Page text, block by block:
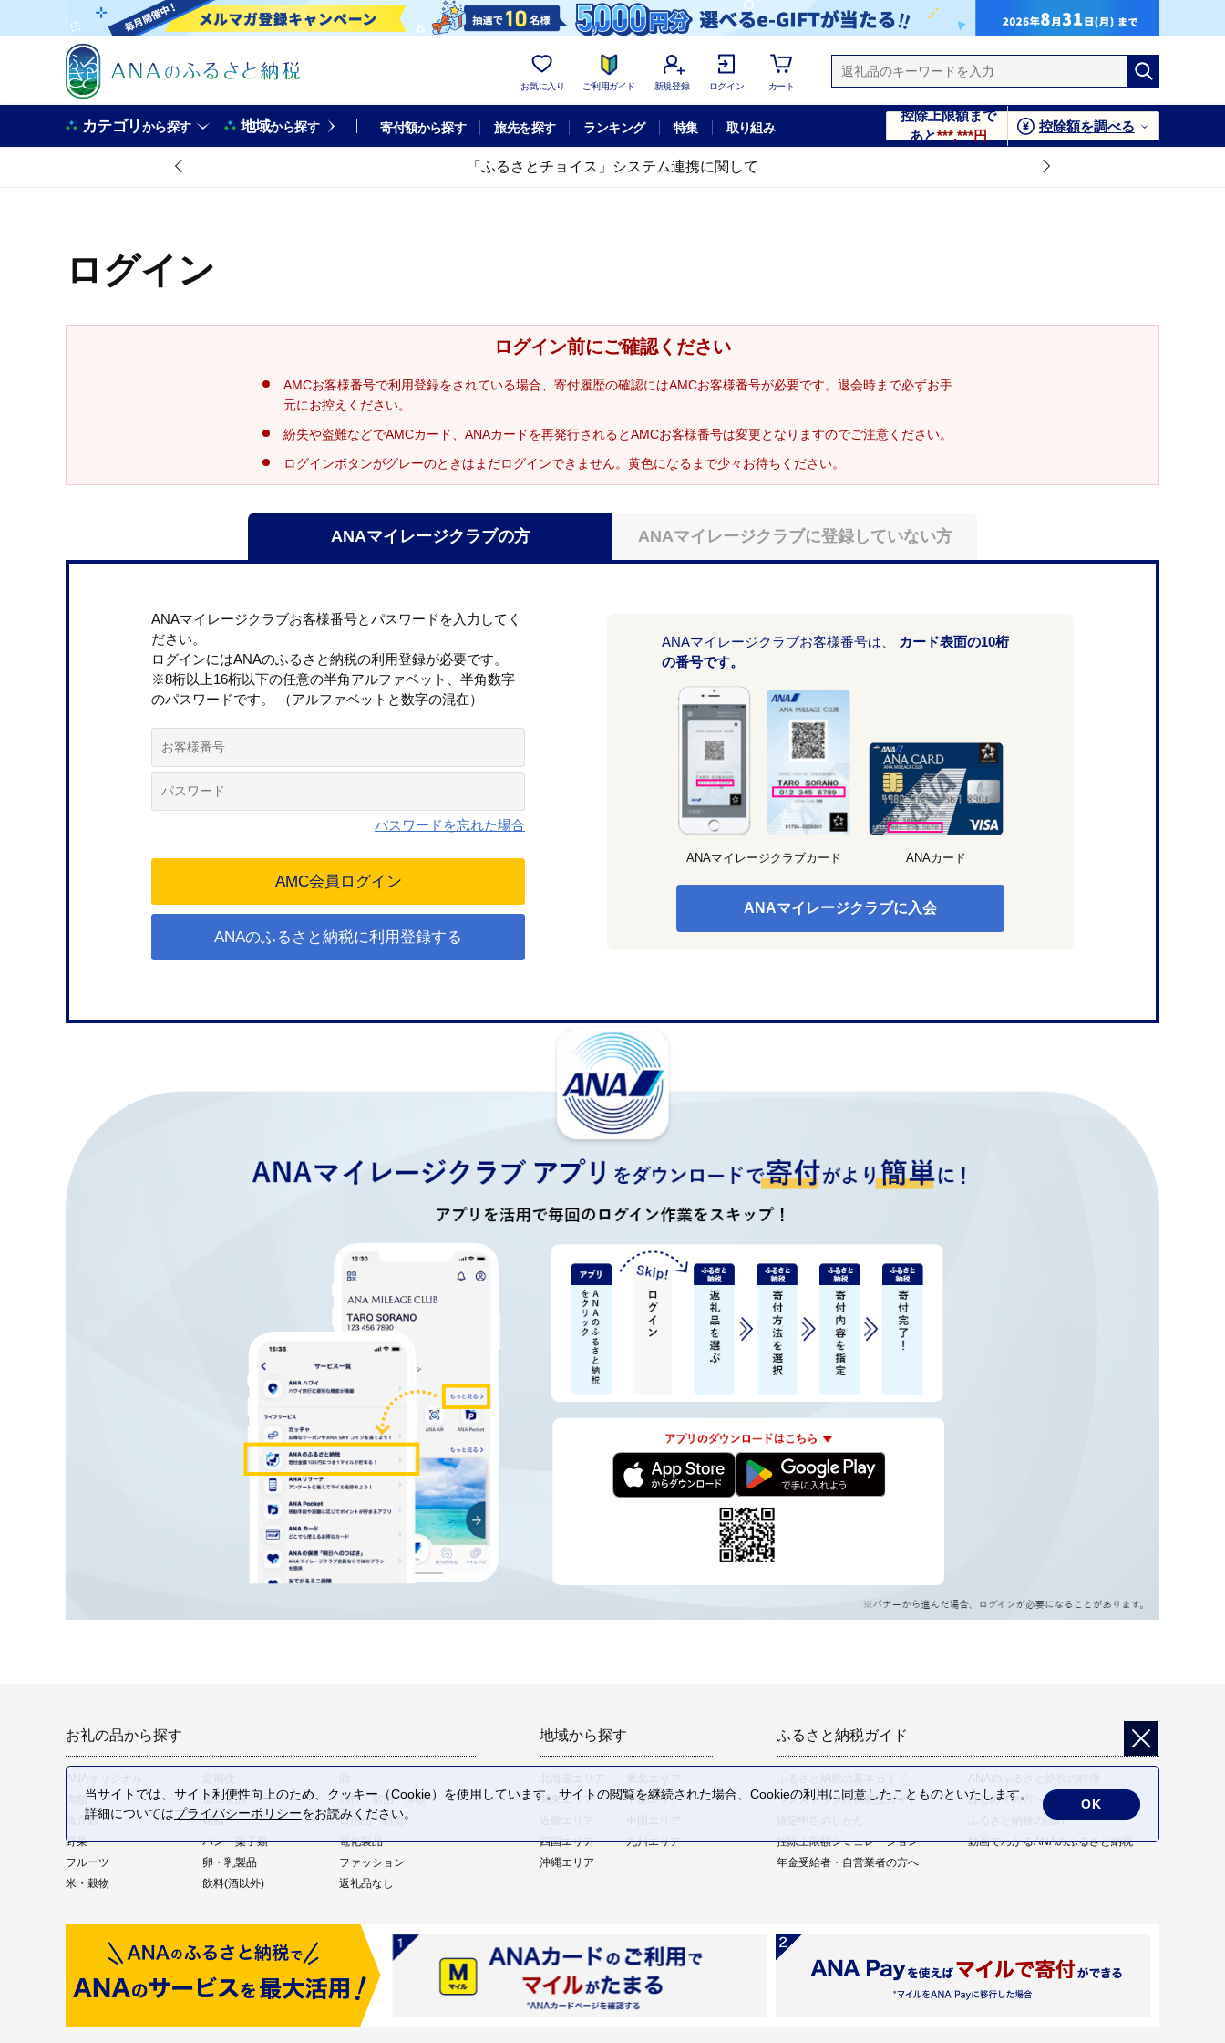
お気に入り ご利用ガイド 新規登録 ログイン カート
カテゴリから探す 地域から探す 寄付額から探す 旅先を探す ランキング 特集 取り組み
控除上限額まで
あと***,***円
控除額を調べる
「ふるさとチョイス」システム連携に関して
ログイン
ログイン前にご確認ください
AMCお客様番号で利用登録をされている場合、寄付履歴の確認にはAMCお客様番号が必要です。退会時まで必ずお手
元にお控えください。
紛失や盗難などでAMCカード、ANAカードを再発行されるとAMCお客様番号は変更となりますのでご注意ください。
ログインボタンがグレーのときはまだログインできません。黄色になるまで少々お待ちください。
ANAマイレージクラブの方 ANAマイレージクラブに登録していない方
ANAマイレージクラブお客様番号とパスワードを入力してく
ださい。
ログインにはANAのふるさと納税の利用登録が必要です。
※8桁以上16桁以下の任意の半角アルファベット、半角数字
のパスワードです。 （アルファベットと数字の混在）
パスワードを忘れた場合
ANAのふるさと納税に利用登録する
ANAマイレージクラブお客様番号は、
カード表面の10桁
の番号です。
ANAマイレージクラブカード ANAカード
ANAマイレージクラブに入会
お礼の品から探す
肉類
加工食品
旅行・宿泊・体験
魚介類
麺類
日用品・雑貨
野菜
パン・菓子類
電化製品
フルーツ
卵・乳製品
ファッション
米・穀物
飲料(酒以外) 返礼品なし
地域から探す
関東エリア
中部エリア
四国エリア
九州エリア
沖縄エリア
ふるさと納税ガイド
ふるさと納税の基本ガイド
ANAのふるさと納税の特徴
ワンストップ特例制度ガイド
はじめての方へ
ふるさと納税の流れ
控除上限額シミュレーション
動画でわかるANAのふるさと納税
年金受給者・自営業者の方へ
当サイトでは、サイト利便性向上のため、クッキー（Cookie）を使用しています。サイトの閲覧を継続された場合、Cookieの利用に同意したことものといたします。
詳細についてはプライバシーポリシーをお読みください。
OK